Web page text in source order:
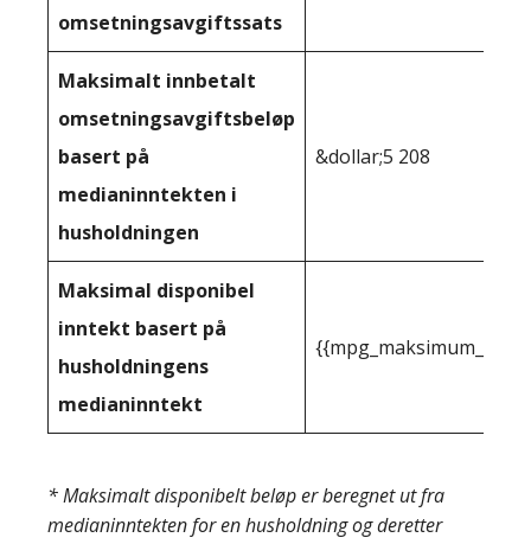
omsetningsavgiftssats
Maksimalt innbetalt
omsetningsavgiftsbeløp
basert på
medianinntekten i
husholdningen
&dollar;5 208
Maksimal disponibel
inntekt basert på
husholdningens
medianinntekt
* Maksimalt disponibelt beløp er beregnet ut fra
medianinntekten for en husholdning og deretter